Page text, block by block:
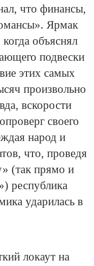
что финансы,
Ярмак
объяснял
подвески
этих самых
произвольно
вскорости
своего
народ и
что, проведя
(так прямо и
республика
ударилась в
локаут на